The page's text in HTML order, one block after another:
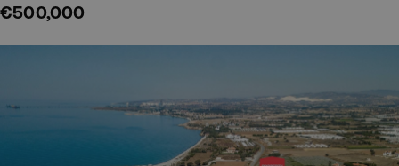
€500,000